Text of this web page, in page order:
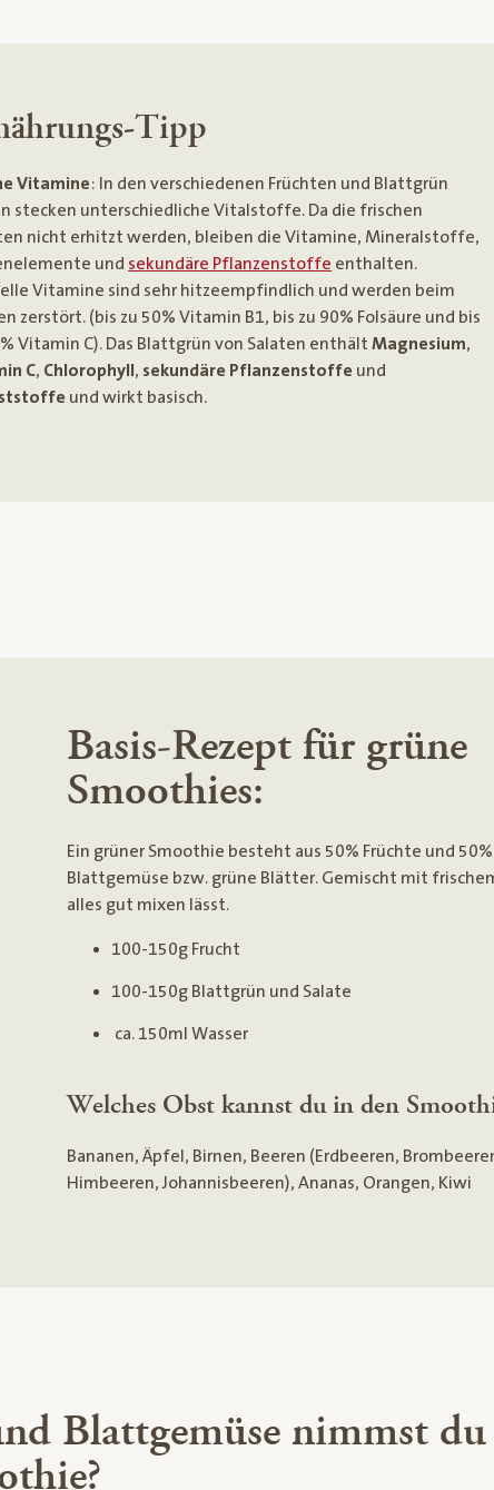
Tipp
Vitamine: In den verschiedenen Früchten und Blattgrün
stecken unterschiedliche Vitalstoffe. Da die frischen
nicht erhitzt werden, bleiben die Vitamine, Mineralstoffe,
und sekundäre Pflanzenstoffe enthalten.
Vitamine sind sehr hitzeempfindlich und werden beim
zerstört. (bis zu 50% Vitamin B1, bis zu 90% Folsäure und bis
Vitamin C). Das Blattgrün von Salaten enthältMagnesium,
C, Chlorophyll, sekundäre Pflanzenstoffe und
und wirkt basisch.
Basis-Rezept für grüne
Smoothies:
Ein grüner Smoothie besteht aus 50% Früchte und
Blattgemüse bzw. grüne Blätter. Gemischt mit
alles gut mixen lässt.
100-150g Frucht
100-150g Blattgrün und Salate
ca. 150ml Wasser
Welches Obst kannst du in den
Bananen, Äpfel, Birnen, Beeren (Erdbeeren,
Himbeeren, Johannisbeeren), Ananas, Orangen, Kiwi
Blattgemüse nimmst du